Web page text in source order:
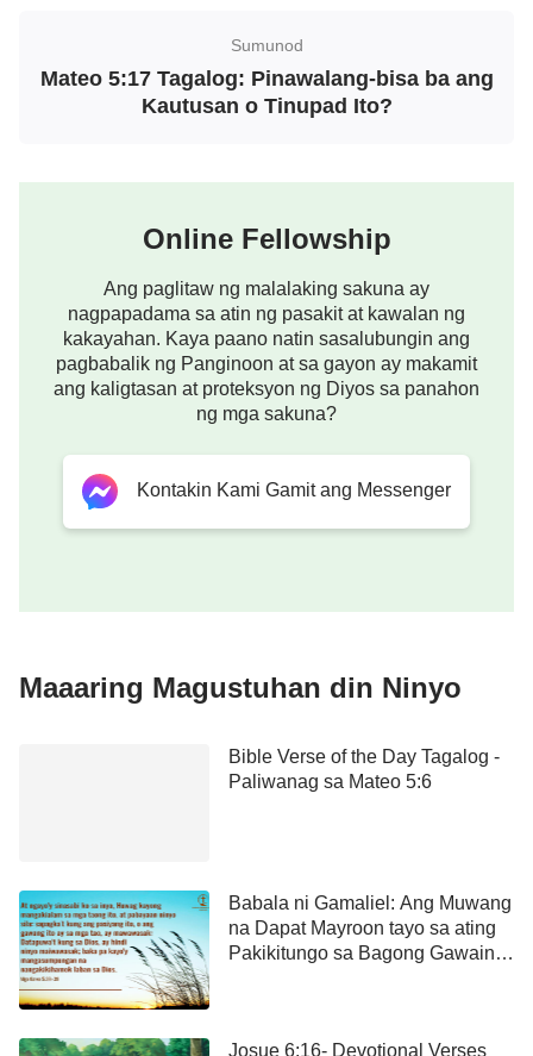
Tagalog Full Christian Movie | "Tamis sa
Kahirapan" | The True Testimony of a Christian
Sumunod
Mateo 5:17 Tagalog: Pinawalang-bisa ba ang
Kautusan o Tinupad Ito?
Online Fellowship
Ang paglitaw ng malalaking sakuna ay
nagpapadama sa atin ng pasakit at kawalan ng
kakayahan. Kaya paano natin sasalubungin ang
pagbabalik ng Panginoon at sa gayon ay makamit
ang kaligtasan at proteksyon ng Diyos sa panahon
ng mga sakuna?
Kontakin Kami Gamit ang Messenger
Maaaring Magustuhan din Ninyo
Bible Verse of the Day Tagalog -
Paliwanag sa Mateo 5:6
Babala ni Gamaliel: Ang Muwang
na Dapat Mayroon tayo sa ating
Pakikitungo sa Bagong Gawain
Josue 6:16- Devotional Verses